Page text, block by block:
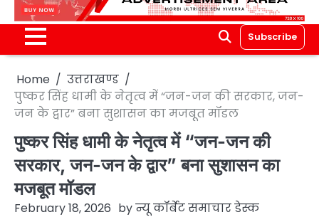
Subscribe
Home
उत्तराखण्ड
पुष्कर सिंह धामी के नेतृत्व में “जन-जन की सरकार, जन-
जन के द्वार” बना सुशासन का मजबूत मॉडल
पुष्कर सिंह धामी के नेतृत्व में “जन-जन की
सरकार, जन-जन के द्वार” बना सुशासन का
मजबूत मॉडल
February 18, 2026 byन्यू कॉर्बेट समाचार डेस्क